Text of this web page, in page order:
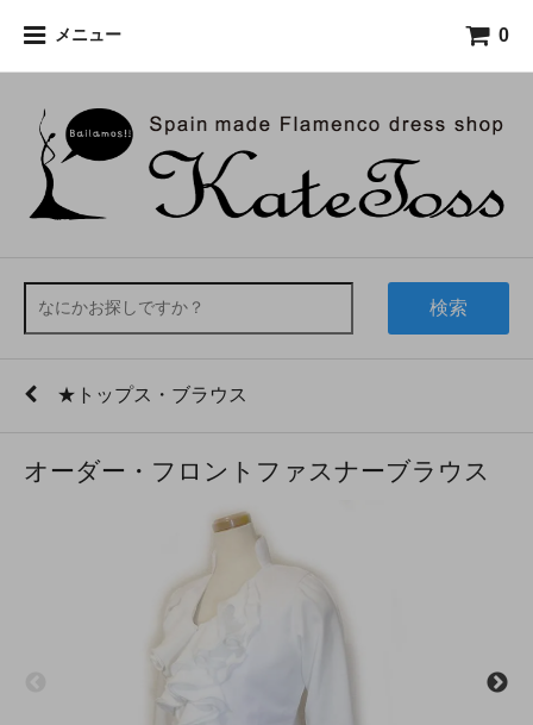
メニュー 0
検索
★トップス・ブラウス
オーダー・フロントファスナーブラウス